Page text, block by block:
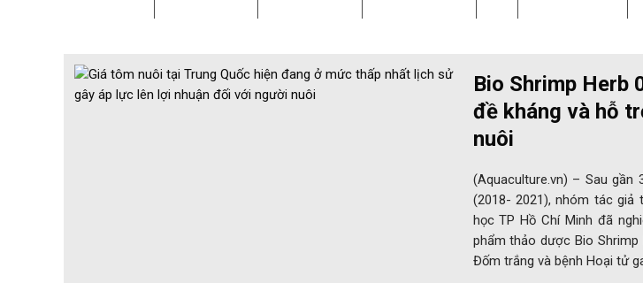
Bio Shrimp Herb
đề kháng và hỗ
nuôi
(Aquaculture.vn) – Sau gần
(2018- 2021), nhóm tác giả
học TP Hồ Chí Minh đã
phẩm thảo dược Bio
Đốm trắng và bệnh Hoại tử